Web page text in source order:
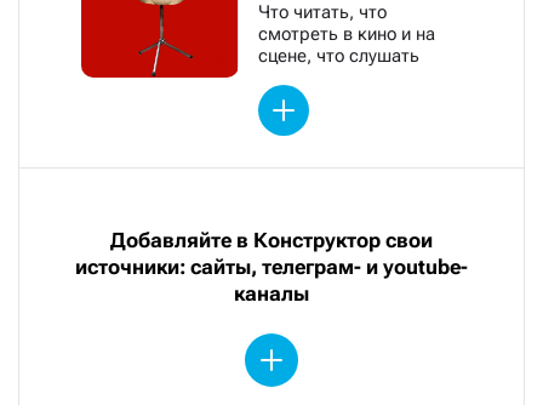
Что читать, что
смотреть в кино и на
сцене, что слушать
Добавляйте в Конструктор свои
источники: сайты, телеграм- и youtube-
каналы